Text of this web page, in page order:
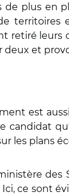
de plus en
territoires
retiré leurs
et
est
candidat
les plans
ce sont